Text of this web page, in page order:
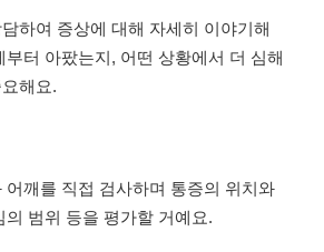
하여 증상에 대해 자세히 이야기해
부터 아팠는지, 어떤 상황에서 더 심해
해요.
어깨를 직접 검사하며 통증의 위치와
의 범위 등을 평가할 거예요.